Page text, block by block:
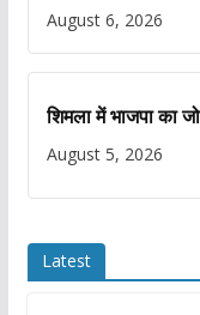
August 6, 2026
शिमला में भाजपा का
August 5, 2026
Latest